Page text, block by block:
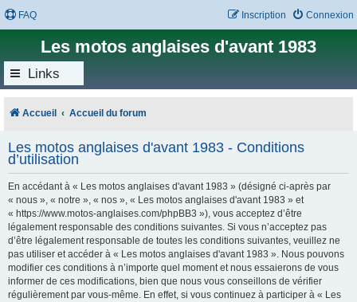
FAQ Connexion
Inscription
Les motos anglaises d'avant 1983
Links
Accueil Accueil du forum
Les motos anglaises d'avant 1983 - Conditions
d’utilisation
En accédant à « Les motos anglaises d'avant 1983 » (désigné ci-après par
« nous », « notre », « nos », « Les motos anglaises d'avant 1983 » et
« https://www.motos-anglaises.com/phpBB3 »), vous acceptez d’être
légalement responsable des conditions suivantes. Si vous n’acceptez pas
d’être légalement responsable de toutes les conditions suivantes, veuillez ne
pas utiliser et accéder à « Les motos anglaises d'avant 1983 ». Nous pouvons
modifier ces conditions à n’importe quel moment et nous essaierons de vous
informer de ces modifications, bien que nous vous conseillons de vérifier
régulièrement par vous-même. En effet, si vous continuez à participer à « Les